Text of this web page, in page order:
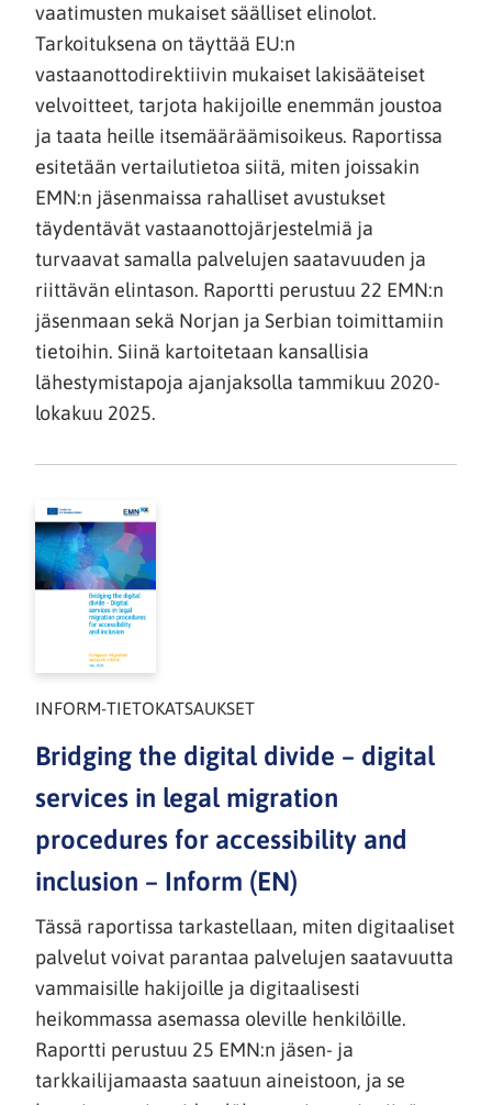
vaatimusten mukaiset säälliset elinolot.
Tarkoituksena on täyttää EU:n
vastaanottodirektiivin mukaiset lakisääteiset
velvoitteet, tarjota hakijoille enemmän joustoa
ja taata heille itsemääräämisoikeus. Raportissa
esitetään vertailutietoa siitä, miten joissakin
EMN:n jäsenmaissa rahalliset avustukset
täydentävät vastaanottojärjestelmiä ja
turvaavat samalla palvelujen saatavuuden ja
riittävän elintason. Raportti perustuu 22 EMN:n
jäsenmaan sekä Norjan ja Serbian toimittamiin
tietoihin. Siinä kartoitetaan kansallisia
lähestymistapoja ajanjaksolla tammikuu 2020-
lokakuu 2025.
INFORM-TIETOKATSAUKSET
Bridging the digital divide – digital
services in legal migration
procedures for accessibility and
inclusion – Inform (EN)
Tässä raportissa tarkastellaan, miten digitaaliset
palvelut voivat parantaa palvelujen saatavuutta
vammaisille hakijoille ja digitaalisesti
heikommassa asemassa oleville henkilöille.
Raportti perustuu 25 EMN:n jäsen- ja
tarkkailijamaasta saatuun aineistoon, ja se